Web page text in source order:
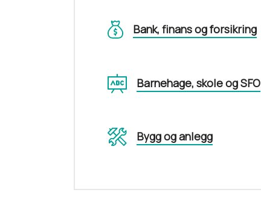
Bank, finans og forsikring
Barnehage, skole og SFO
Bygg og anlegg